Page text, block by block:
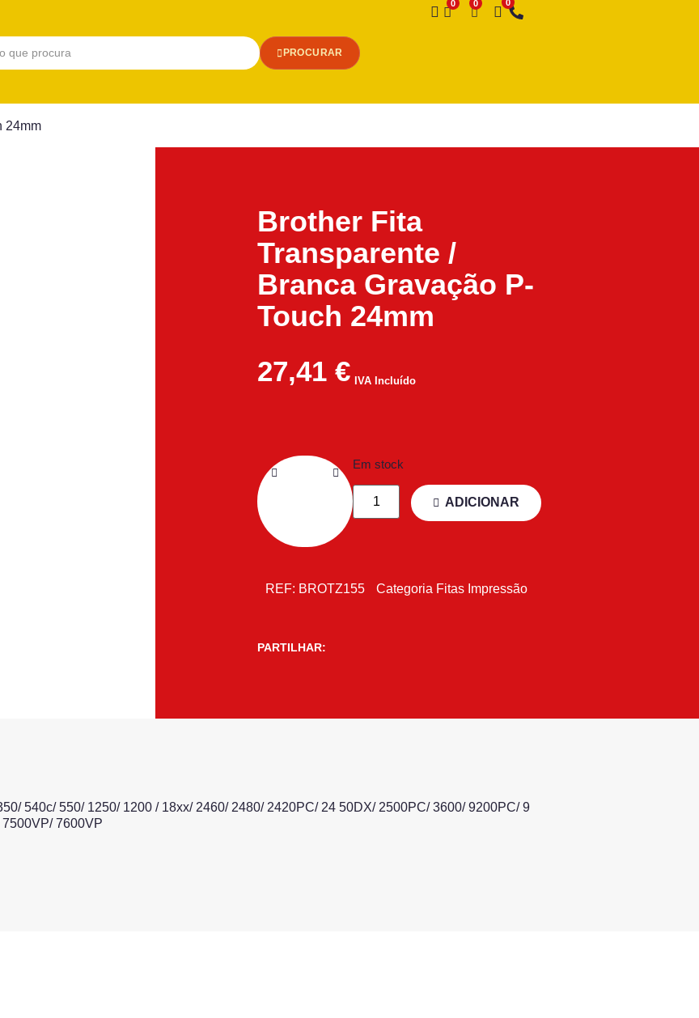
PROCURAR
Desejo
24mm
Brother Fita
Transparente /
Branca Gravação P-
Touch 24mm
27,41 € IVA Incluído
Em stock
ADICIONAR
REF: BROTZ155 Categoria Fitas Impressão
PARTILHAR:
540c/ 550/ 1250/ 1200 / 18xx/ 2460/ 2480/ 2420PC/ 24 50DX/ 2500PC/ 3600/ 9200PC/ 9
7600VP